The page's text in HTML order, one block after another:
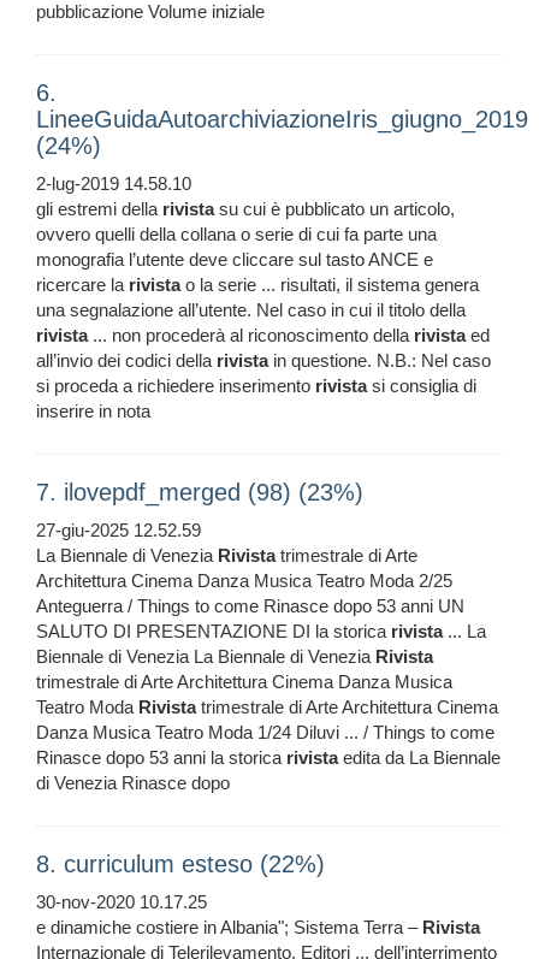
pubblicazione Volume iniziale
6.
LineeGuidaAutoarchiviazioneIris_giugno_2019
(24%)
2-lug-2019 14.58.10
gli estremi della rivistasu cui è pubblicato un articolo,
ovvero quelli della collana o serie di cui fa parte una
monografia l’utente deve cliccare sul tasto ANCE e
ricercare la rivistao la serie ... risultati, il sistema genera
una segnalazione all’utente. Nel caso in cui il titolo della
rivista... non procederà al riconoscimento della rivistaed
all’invio dei codici della rivistain questione. N.B.: Nel caso
si proceda a richiedere inserimento rivistasi consiglia di
inserire in nota
7. ilovepdf_merged (98) (23%)
27-giu-2025 12.52.59
La Biennale di Venezia Rivistatrimestrale di Arte
Architettura Cinema Danza Musica Teatro Moda 2/25
Anteguerra / Things to come Rinasce dopo 53 anni UN
SALUTO DI PRESENTAZIONE DI la storica rivista... La
Biennale di Venezia La Biennale di Venezia Rivista
trimestrale di Arte Architettura Cinema Danza Musica
Teatro Moda Rivistatrimestrale di Arte Architettura Cinema
Danza Musica Teatro Moda 1/24 Diluvi ... / Things to come
Rinasce dopo 53 anni la storica rivistaedita da La Biennale
di Venezia Rinasce dopo
8. curriculum esteso (22%)
30-nov-2020 10.17.25
e dinamiche costiere in Albania"; Sistema Terra – Rivista
Internazionale di Telerilevamento, Editori ... dell’interrimento